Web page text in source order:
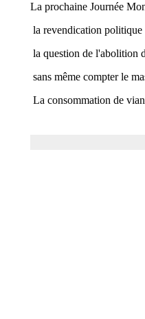
La prochaine Journée
la revendication politique
la question de l'abolition
sans même compter le
La consommation de